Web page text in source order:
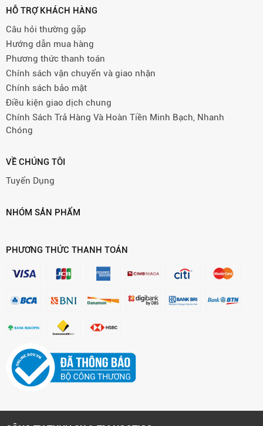
HỖ TRỢ KHÁCH HÀNG
Câu hỏi thường gặp
Hướng dẫn mua hàng
Phương thức thanh toán
Chính sách vận chuyển và giao nhận
Chính sách bảo mật
Điều kiện giao dịch chung
Chính Sách Trả Hàng Và Hoàn Tiền Minh Bạch, Nhanh
Chóng
VỀ CHÚNG TÔI
Tuyển Dụng
NHÓM SẢN PHẨM
PHƯƠNG THỨC THANH TOÁN